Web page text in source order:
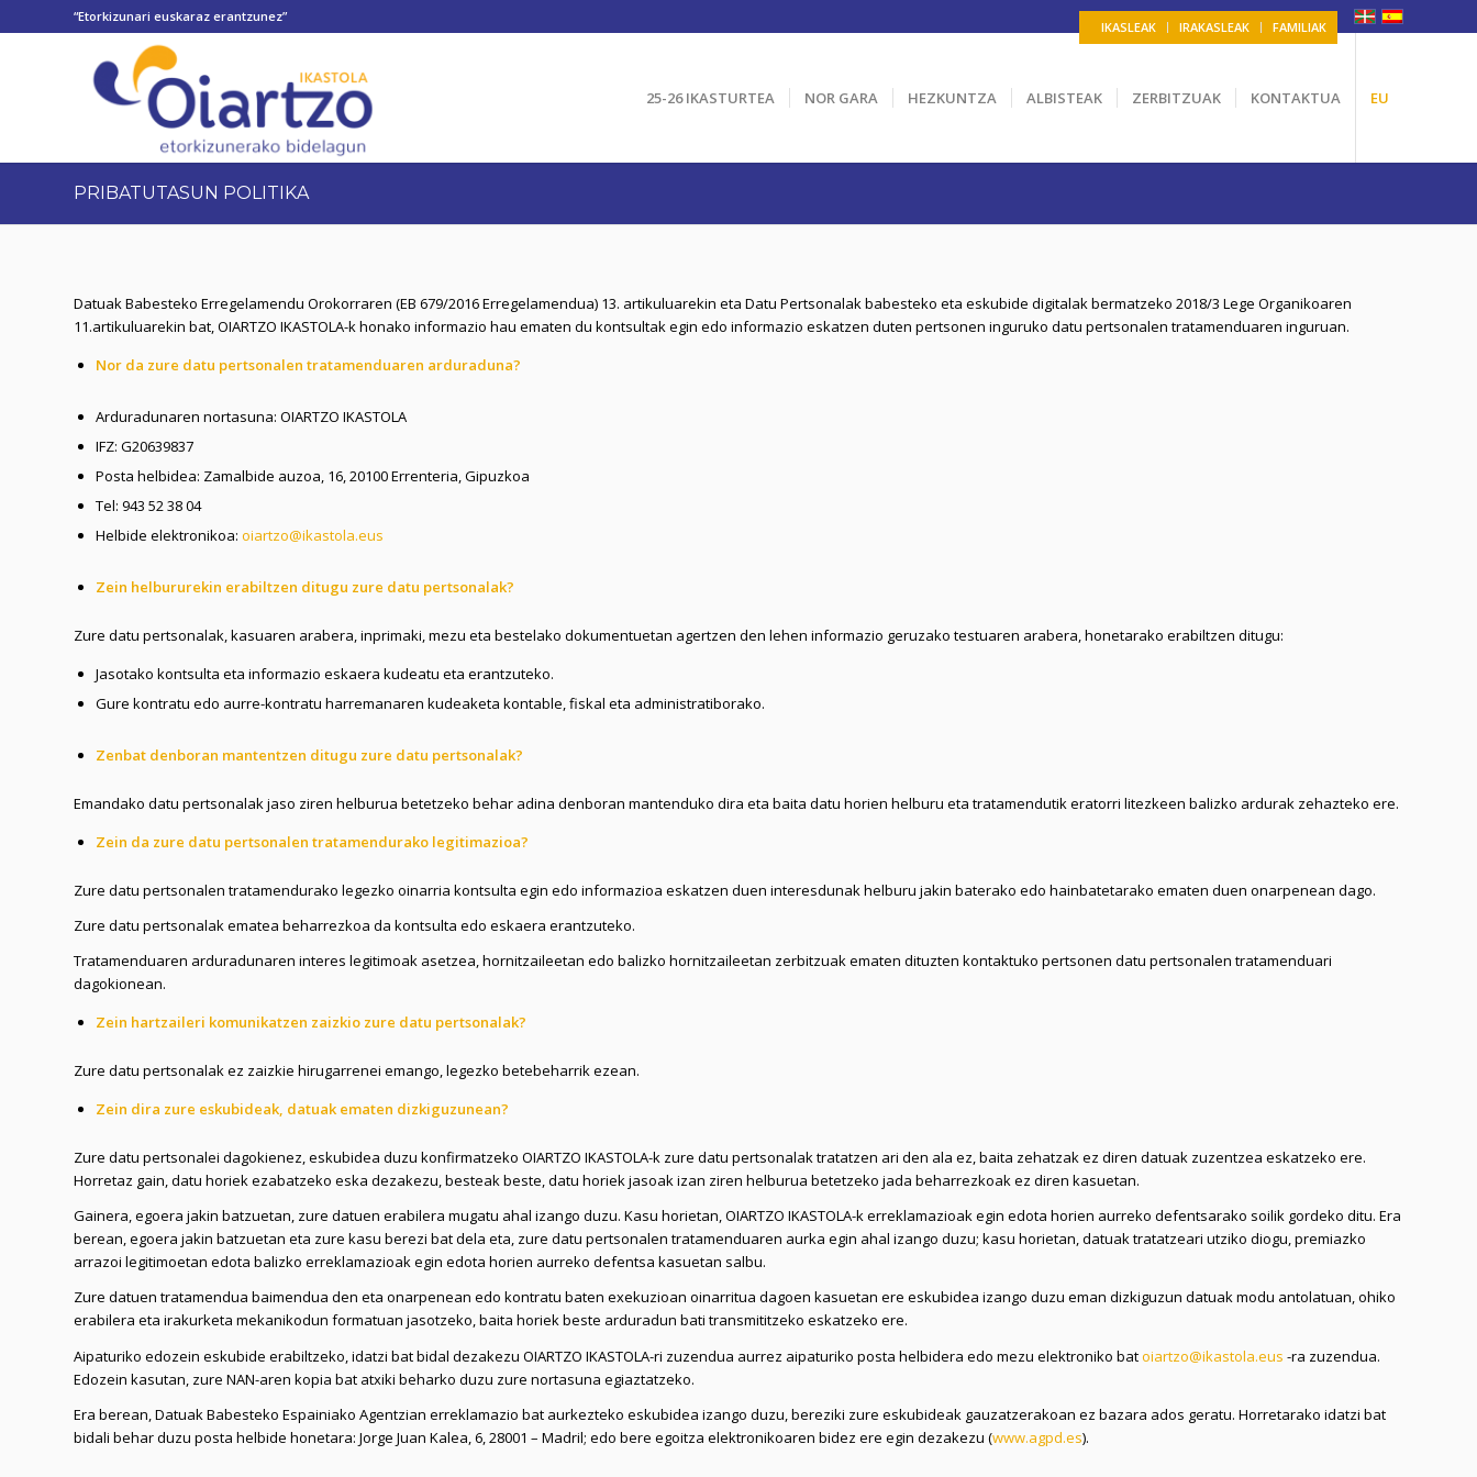
IKASLEAK IRAKASLEAK FAMILIAK
“Etorkizunari euskaraz erantzunez”
25-26 IKASTURTEA NOR GARA HEZKUNTZA ALBISTEAK ZERBITZUAK KONTAKTUA EU
PRIBATUTASUN POLITIKA
Datuak Babesteko Erregelamendu Orokorraren (EB 679/2016 Erregelamendua) 13. artikuluarekin eta Datu Pertsonalak babesteko eta eskubide digitalak bermatzeko 2018/3 Lege Organikoaren
11.artikuluarekin bat, OIARTZO IKASTOLA-k honako informazio hau ematen du kontsultak egin edo informazio eskatzen duten pertsonen inguruko datu pertsonalen tratamenduaren inguruan.
Nor da zure datu pertsonalen tratamenduaren arduraduna?
Arduradunaren nortasuna: OIARTZO IKASTOLA
IFZ: G20639837
Posta helbidea: Zamalbide auzoa, 16, 20100 Errenteria, Gipuzkoa
Tel: 943 52 38 04
Helbide elektronikoa: oiartzo@ikastola.eus
Zein helbururekin erabiltzen ditugu zure datu pertsonalak?
Zure datu pertsonalak, kasuaren arabera, inprimaki, mezu eta bestelako dokumentuetan agertzen den lehen informazio geruzako testuaren arabera, honetarako erabiltzen ditugu:
Jasotako kontsulta eta informazio eskaera kudeatu eta erantzuteko.
Gure kontratu edo aurre-kontratu harremanaren kudeaketa kontable, fiskal eta administratiborako.
Zenbat denboran mantentzen ditugu zure datu pertsonalak?
Emandako datu pertsonalak jaso ziren helburua betetzeko behar adina denboran mantenduko dira eta baita datu horien helburu eta tratamendutik eratorri litezkeen balizko ardurak zehazteko ere.
Zein da zure datu pertsonalen tratamendurako legitimazioa?
Zure datu pertsonalen tratamendurako legezko oinarria kontsulta egin edo informazioa eskatzen duen interesdunak helburu jakin baterako edo hainbatetarako ematen duen onarpenean dago.
Zure datu pertsonalak ematea beharrezkoa da kontsulta edo eskaera erantzuteko.
Tratamenduaren arduradunaren interes legitimoak asetzea, hornitzaileetan edo balizko hornitzaileetan zerbitzuak ematen dituzten kontaktuko pertsonen datu pertsonalen tratamenduari
dagokionean.
Zein hartzaileri komunikatzen zaizkio zure datu pertsonalak?
Zure datu pertsonalak ez zaizkie hirugarrenei emango, legezko betebeharrik ezean.
Zein dira zure eskubideak, datuak ematen dizkiguzunean?
Zure datu pertsonalei dagokienez, eskubidea duzu konfirmatzeko OIARTZO IKASTOLA-k zure datu pertsonalak tratatzen ari den ala ez, baita zehatzak ez diren datuak zuzentzea eskatzeko ere.
Horretaz gain, datu horiek ezabatzeko eska dezakezu, besteak beste, datu horiek jasoak izan ziren helburua betetzeko jada beharrezkoak ez diren kasuetan.
Gainera, egoera jakin batzuetan, zure datuen erabilera mugatu ahal izango duzu. Kasu horietan, OIARTZO IKASTOLA-k erreklamazioak egin edota horien aurreko defentsarako soilik gordeko ditu. Era
berean, egoera jakin batzuetan eta zure kasu berezi bat dela eta, zure datu pertsonalen tratamenduaren aurka egin ahal izango duzu; kasu horietan, datuak tratatzeari utziko diogu, premiazko
arrazoi legitimoetan edota balizko erreklamazioak egin edota horien aurreko defentsa kasuetan salbu.
Zure datuen tratamendua baimendua den eta onarpenean edo kontratu baten exekuzioan oinarritua dagoen kasuetan ere eskubidea izango duzu eman dizkiguzun datuak modu antolatuan, ohiko
erabilera eta irakurketa mekanikodun formatuan jasotzeko, baita horiek beste arduradun bati transmititzeko eskatzeko ere.
Aipaturiko edozein eskubide erabiltzeko, idatzi bat bidal dezakezu OIARTZO IKASTOLA-ri zuzendua aurrez aipaturiko posta helbidera edo mezu elektroniko batoiartzo@ikastola.eus -ra zuzendua.
Edozein kasutan, zure NAN-aren kopia bat atxiki beharko duzu zure nortasuna egiaztatzeko.
Era berean, Datuak Babesteko Espainiako Agentzian erreklamazio bat aurkezteko eskubidea izango duzu, bereziki zure eskubideak gauzatzerakoan ez bazara ados geratu. Horretarako idatzi bat
bidali behar duzu posta helbide honetara: Jorge Juan Kalea, 6, 28001 – Madril; edo bere egoitza elektronikoaren bidez ere egin dezakezu (www.agpd.es).